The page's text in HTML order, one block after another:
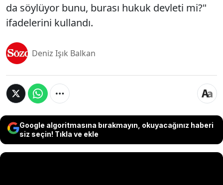
da söylüyor bunu, burası hukuk devleti mi?"
ifadelerini kullandı.
Deniz Işık Balkan
Google algoritmasına bırakmayın, okuyacağınız haberi
siz seçin! Tıkla ve ekle